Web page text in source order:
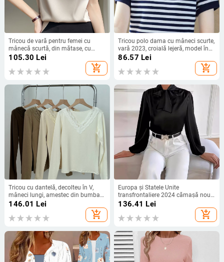
Tricou de vară pentru femei cu
mânecă scurtă, din mătase, cu
guler rotund și organza, cu bază de
satin și acid acetic, vrac, din mătase
Mulberry
105.30 Lei
add_shopping_cart
Tricou polo dama cu mâneci scurte,
vară 2023, croială lejeră, model în
dungi, mărime plus
86.57 Lei
add_shopping_cart
Tricou cu dantelă, decolteu în V,
mâneci lungi, amestec din bumbac
și viscoză (30–50% viscoză), croi
146.01 Lei
add_shopping_cart
Europa și Statele Unite
transfrontaliere 2024 cămașă nouă
din șifon cu mânecă lungă și fundă
136.41 Lei
add_shopping_cart